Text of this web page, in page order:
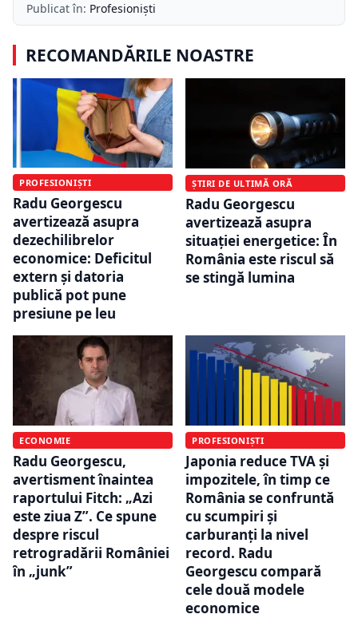
Publicat în: Profesioniști
RECOMANDĂRILE NOASTRE
PROFESIONIȘTI
Radu Georgescu
avertizează asupra
dezechilibrelor
economice: Deficitul
extern și datoria
publică pot pune
presiune pe leu
ȘTIRI DE ULTIMĂ ORĂ
Radu Georgescu
avertizează asupra
situației energetice: În
România este riscul să
se stingă lumina
ECONOMIE
Radu Georgescu,
avertisment înaintea
raportului Fitch: „Azi
este ziua Z”. Ce spune
despre riscul
retrogradării României
în „junk”
PROFESIONIȘTI
Japonia reduce TVA și
impozitele, în timp ce
România se confruntă
cu scumpiri și
carburanți la nivel
record. Radu
Georgescu compară
cele două modele
economice